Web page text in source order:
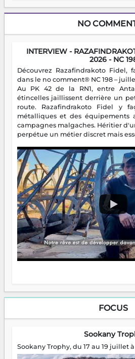
NO
INTERVIEW -
2026 - NC
Découvrez Razafindrakoto Fidel,
dans le no comment® NC 198 –
Au PK 42 de la RN1, entre
étincelles jaillissent derrière un
route. Razafindrakoto Fidel y
métalliques et des équipements
campagnes malgaches. Héritier
perpétue un métier discret mais
FOCUS
Sookany
Sookany Trophy, du 17 au 19 juillet